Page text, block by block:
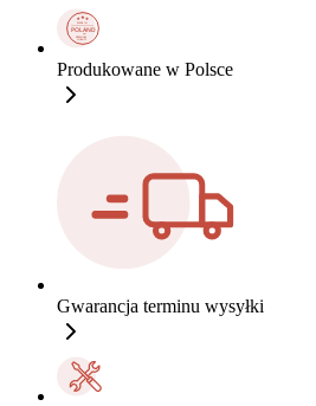
Produkowane w Polsce
Gwarancja terminu wysyłki